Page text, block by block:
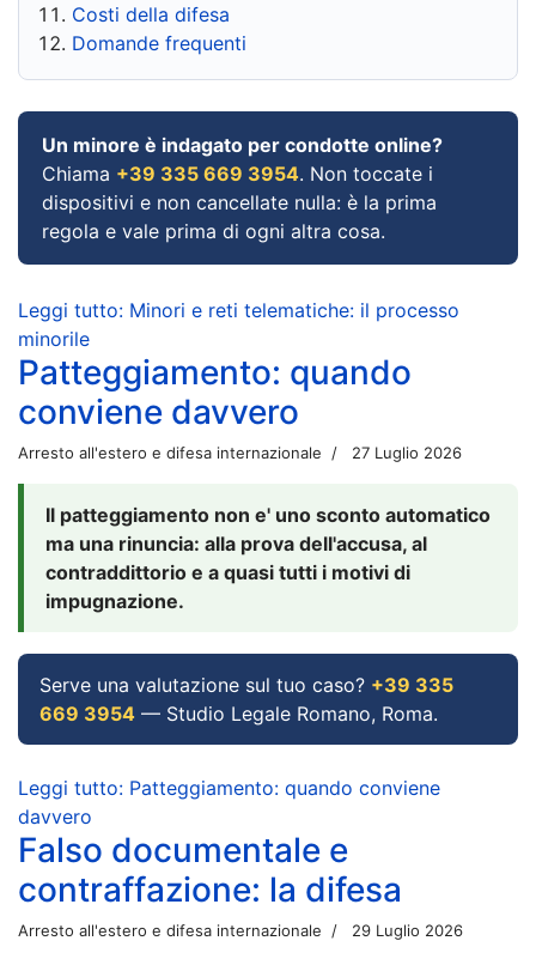
Costi della difesa
Domande frequenti
Un minore è indagato per condotte online?
Chiama +39 335 669 3954. Non toccate i
dispositivi e non cancellate nulla: è la prima
regola e vale prima di ogni altra cosa.
Leggi tutto: Minori e reti telematiche: il processo
minorile
Patteggiamento: quando
conviene davvero
Arresto all'estero e difesa internazionale 27 Luglio 2026
Il patteggiamento non e' uno sconto automatico
ma una rinuncia: alla prova dell'accusa, al
contraddittorio e a quasi tutti i motivi di
impugnazione.
Serve una valutazione sul tuo caso? +39 335
669 3954 — Studio Legale Romano, Roma.
Leggi tutto: Patteggiamento: quando conviene
davvero
Falso documentale e
contraffazione: la difesa
Arresto all'estero e difesa internazionale 29 Luglio 2026